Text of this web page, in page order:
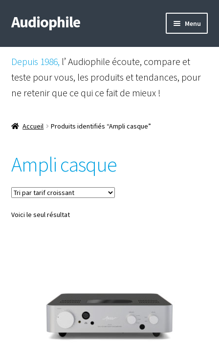
Aller
à
Aller
au
Audiophile Menu
Mail
Shop
Instagram
Facebook
Depuis 1986, l’ Audiophile écoute, compare et
teste pour vous, les produits et tendances, pour
ne retenir que ce qui ce fait de mieux !
Accueil Produits identifiés “Ampli casque”
Ampli casque
Voici le seul résultat